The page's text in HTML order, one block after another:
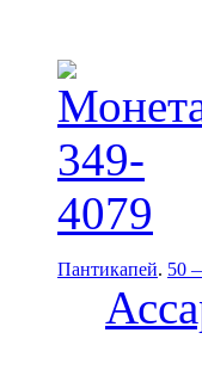
Пантикапей. 50